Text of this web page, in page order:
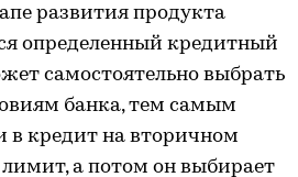
развития продукта
определенный кредитный
самостоятельно выбрать
банка, тем самым
в кредит на вторичном
лимит, а потом он выбирает